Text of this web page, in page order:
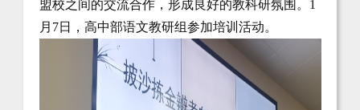
盟校之间的交流合作，形成良好的教科研氛围。1
月7日，高中部语文教研组参加培训活动。